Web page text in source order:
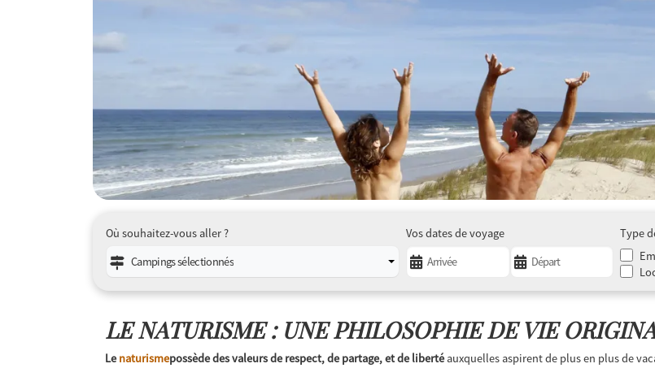
Où souhaitez-vous aller ?
Campings sélectionnés
Vos dates de voyage
Type
LE NATURISME : UNE PHILOSOPHIE DE VIE
Le naturismepossède des valeurs de respect, de partage, et de liberté auxquelles aspirent de plus en plus de